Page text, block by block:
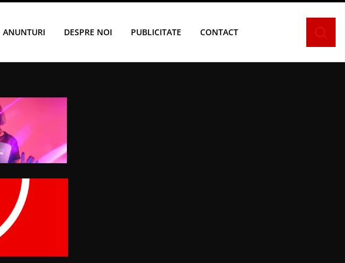
ANUNTURI DESPRE NOI PUBLICITATE CONTACT